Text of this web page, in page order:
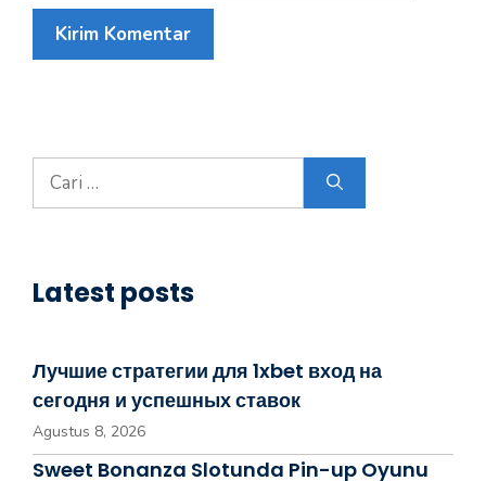
Cari
untuk:
Latest posts
Лучшие стратегии для 1xbet вход на
сегодня и успешных ставок
Agustus 8, 2026
Sweet Bonanza Slotunda Pin-up Oyunu